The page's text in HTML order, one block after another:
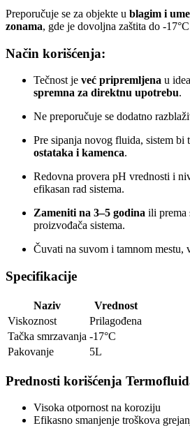
Preporučuje se za objekte u blagim i
zonama, gde je dovoljna zaštita do -
Način korišćenja:
Tečnost je već pripremljena u
spremna za direktnu upotrebu.
Ne preporučuje se dodatno
Pre sipanja novog fluida, sistem bi
ostataka i kamenca.
Redovna provera pH vrednosti i
efikasan rad sistema.
Zameniti na 3–5 godina ili prema
proizvođača sistema.
Čuvati na suvom i tamnom mestu,
Specifikacije
Naziv
Vrednost
Viskoznost
Prilagođena
Tačka smrzavanja -17°C
Pakovanje
5L
Prednosti korišćenja
Visoka otpornost na koroziju
Efikasno smanjenje troškova